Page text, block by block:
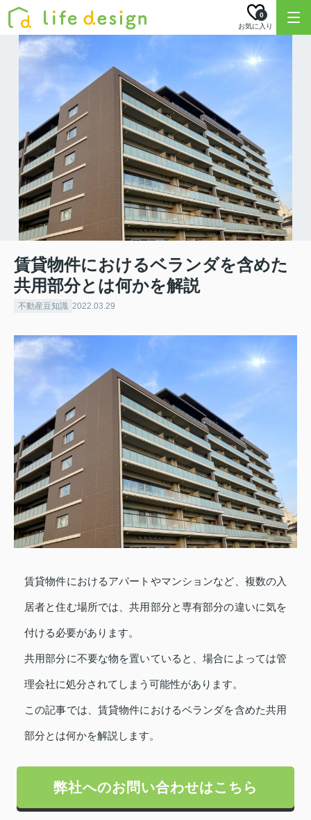
お気に入り
0
賃貸物件におけるベランダを含めた
共用部分とは何かを解説
不動産豆知識 2022.03.29
賃貸物件におけるアパートやマンションなど、複数の入
居者と住む場所では、共用部分と専有部分の違いに気を
付ける必要があります。
共用部分に不要な物を置いていると、場合によっては管
理会社に処分されてしまう可能性があります。
この記事では、賃貸物件におけるベランダを含めた共用
部分とは何かを解説します。
弊社へのお問い合わせはこちら